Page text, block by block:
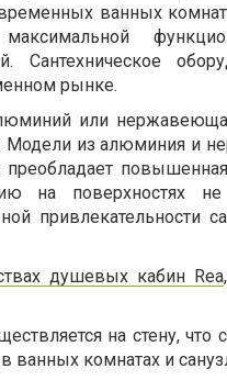
ванных комнат
Сантехническое
рынке.
или
Модели из алюминия и
преобладает
на поверхностях не
привлекательности
душевых кабин Rea
на стену, что
ванных комнатах и